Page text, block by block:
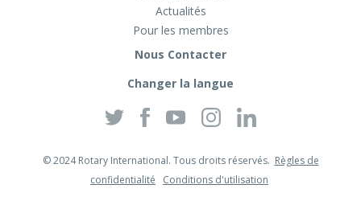
Actualités
Pour les membres
Nous Contacter
Changer la langue
TwitterFacebookYouTubeInstagram
© 2024 Rotary International. Tous droits réservés. Règles de
confidentialité
Conditions d'utilisation